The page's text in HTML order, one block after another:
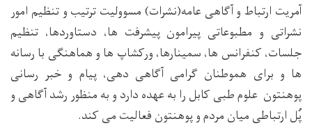
آمریت ارتباط و آگاهی عامه(نشرات) مسوولیت ترتیب و تنظیم امور
نشراتی و مطبوعاتی پیرامون پیشرفت ها، دستاوردها، تنظیم
جلسات، کنفرانس ها، سمینارها، ورکشاپ ها و هماهنگی با رسانه
ها و برای هموطنان گرامی آگاهی دهی، پیام و خبر رسانی
پوهنتون علوم طبی کابل را به عهده دارد و به منظور رشد آگاهی و
پُل ارتباطی میان مردم و پوهنتون فعالیت می کند.